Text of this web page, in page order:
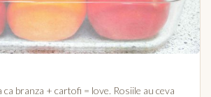
branza + cartofi = love. Rosiile au ceva